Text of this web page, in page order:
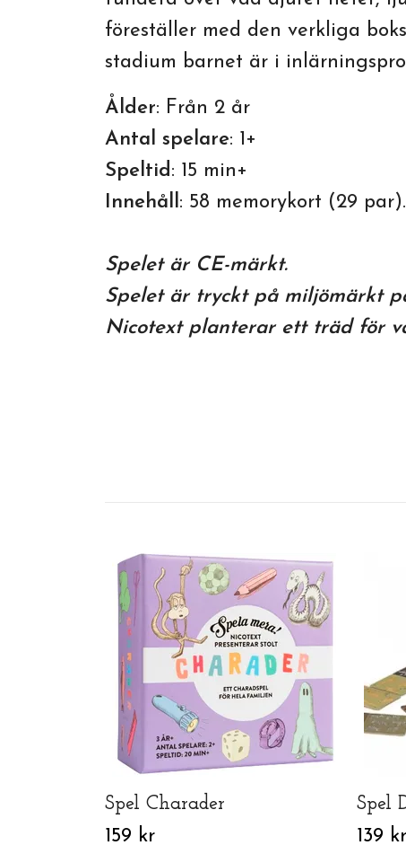
föreställer med den verkliga
stadium barnet är i
Ålder: Från 2 år
Antal spelare: 1+
Speltid: 15 min+
Innehåll: 58 memorykort (29 par).
Spelet är CE-märkt.
Spelet är tryckt på miljömärkt
Nicotext planterar ett träd för
Spel Charader
159 kr
Spel
139 kr